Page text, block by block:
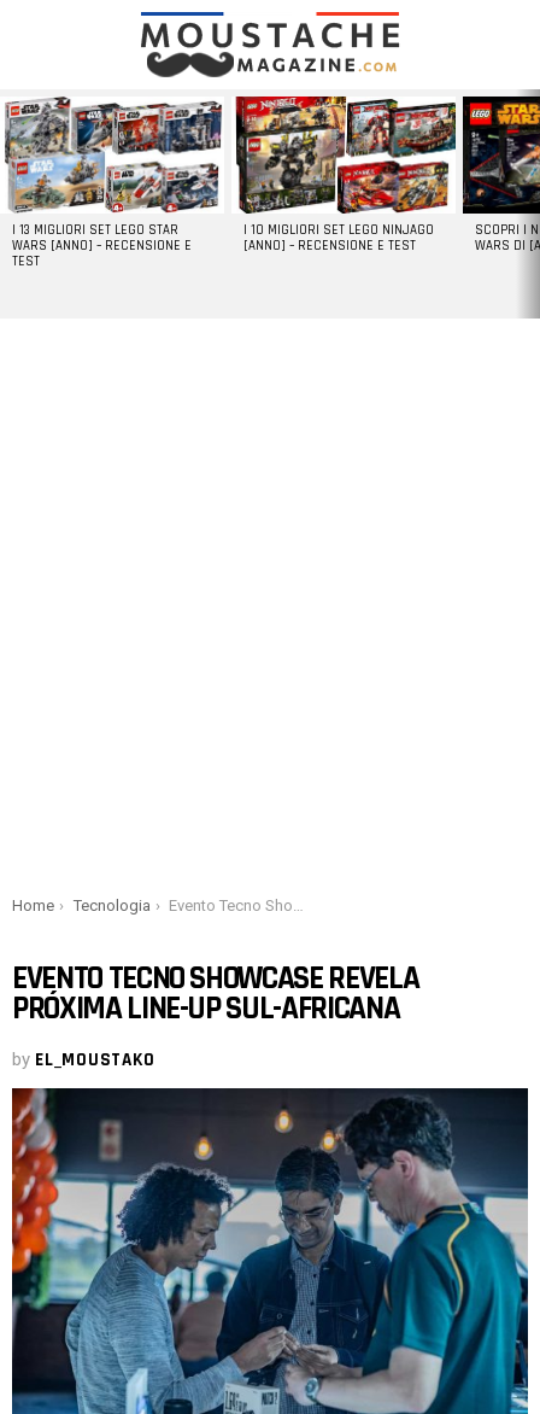
LATEST
STORIES
I 13 MIGLIORI SET LEGO STAR
WARS [ANNO] – RECENSIONE E
TEST
I 10 MIGLIORI SET LEGO NINJAGO
[ANNO] – RECENSIONE E TEST
SCOPRI I
WARS DI
You are here:
Home Tecnologia Evento Tecno Showcase revela próxima line-up sul-africana
EVENTO TECNO SHOWCASE REVELA
PRÓXIMA LINE-UP SUL-AFRICANA
by EL_MOUSTAKO